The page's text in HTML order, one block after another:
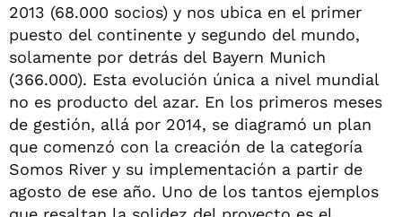
2013 (68.000 socios) y nos ubica en el primer
puesto del continente y segundo del mundo,
solamente por detrás del Bayern Munich
(366.000). Esta evolución única a nivel mundial
no es producto del azar. En los primeros meses
de gestión, allá por 2014, se diagramó un plan
que comenzó con la creación de la categoría
Somos River y su implementación a partir de
agosto de ese año. Uno de los tantos ejemplos